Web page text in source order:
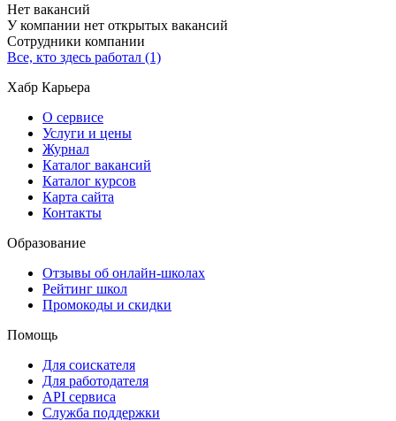
Нет вакансий
У компании нет открытых вакансий
Сотрудники компании
Все, кто здесь работал (1)
Хабр Карьера
О сервисе
Услуги и цены
Журнал
Каталог вакансий
Каталог курсов
Карта сайта
Контакты
Образование
Отзывы об онлайн-школах
Рейтинг школ
Промокоды и скидки
Помощь
Для соискателя
Для работодателя
API сервиса
Служба поддержки